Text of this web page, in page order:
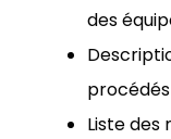
des
Liste des